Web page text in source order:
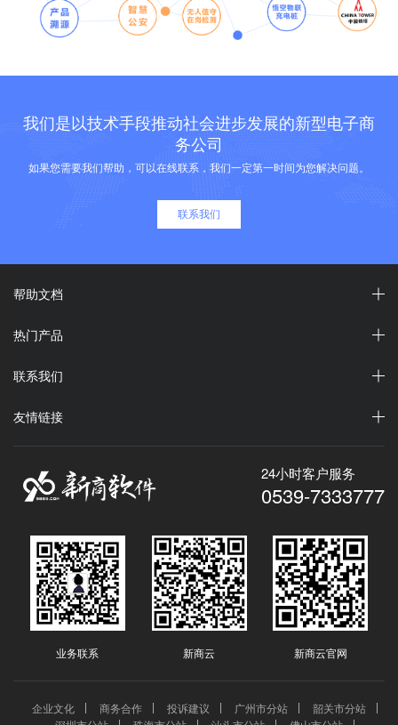
我们是以技术手段推动社会进步发展的新型电子商
务公司
如果您需要我们帮助，可以在线联系，我们一定第一时间为您解决问题。
联系我们
帮助文档
热门产品
联系我们
友情链接
24小时客户服务
0539-7333777
业务联系 新商云 新商云官网
企业文化 商务合作 投诉建议 广州市分站
韶关市分站